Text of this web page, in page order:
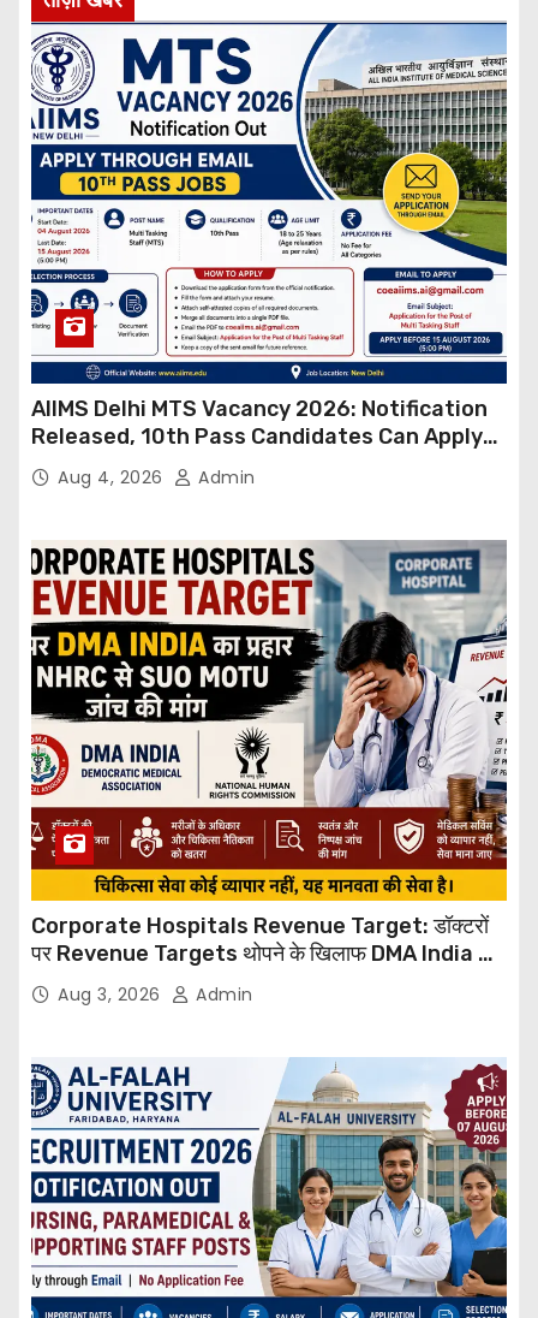
AIIMS Delhi MTS Vacancy 2026: Notification
Released, 10th Pass Candidates Can Apply
Through Email
Aug 4, 2026 Admin
Corporate Hospitals Revenue Target: डॉक्टरों
पर Revenue Targets थोपने के खिलाफ DMA India का
बड़ा कदम, NHRC से Suo Motu जांच की मांग
Aug 3, 2026 Admin